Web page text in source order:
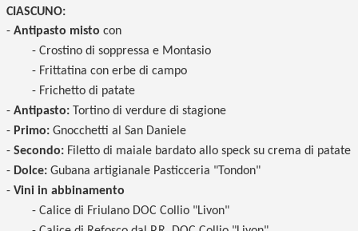
CIASCUNO:
- Antipasto misto con
- Crostino di soppressa e Montasio
- Frittatina con erbe di campo
- Frichetto di patate
- Antipasto:
Tortino di verdure di stagione
- Primo: Gnocchetti al San Daniele
- Secondo: Filetto di maiale bardato allo speck su crema di patate
- Dolce: Gubana artigianale Pasticceria "Tondon"
- Vini in abbinamento
- Calice di Friulano DOC Collio "Livon"